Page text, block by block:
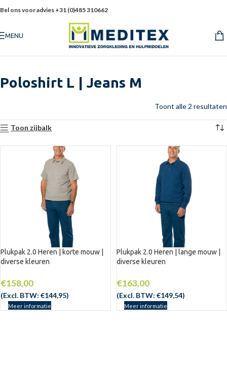
Bel ons voor advies +31 (0)485 310662
MENU
Poloshirt L | Jeans M
Toont alle 2 resultaten
Toon zijbalk
Plukpak 2.0 Heren | korte mouw |
diverse kleuren
€158,00
(Excl. BTW: €144,95)
Meer informatie
Plukpak 2.0 Heren | lange mouw |
diverse kleuren
€163,00
(Excl. BTW: €149,54)
Meer informatie